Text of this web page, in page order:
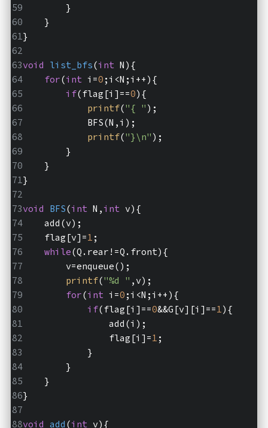
        }
    }
}
void list_bfs(int N) {
for(int i=0 ;i<N;i++){
if(flag[i]==0){
printf("{ " );
            BFS(N,i);
printf("}\n" );
        }
    }
}
void BFS(int N, int v) {
    add(v);
    flag[v]=
1 ;
while(Q.rear!=Q.front){
        v=enqueue();
printf("%d " ,v);
for(int i=0 ;i<N;i++){
if(flag[i]==0&&G[v][i]==1){
                add(i);
                flag[i]=
1 ;
            }
        }
    }
}
void add (int v) {